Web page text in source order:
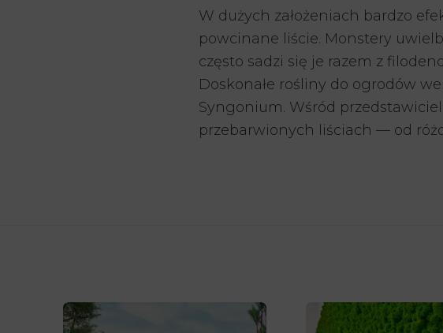
W dużych założeniach bardzo
powcinane liście. Monstery
często sadzi się je razem z
Doskonałe rośliny do ogrodów
Syngonium. Wśród
przebarwionych liściach — od